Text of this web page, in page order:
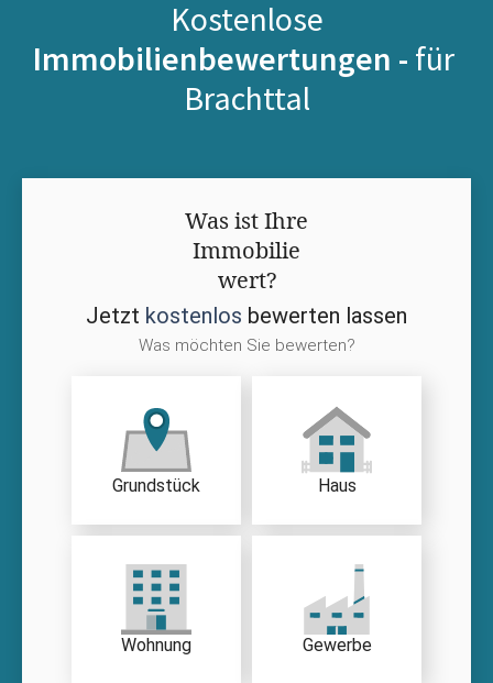
Kostenlose
Immobilienbewertungen - für
Brachttal
Was ist Ihre
Immobilie
wert?
Jetzt kostenlos bewerten lassen
Was möchten Sie bewerten?
Grundstück Haus
Wohnung Gewerbe